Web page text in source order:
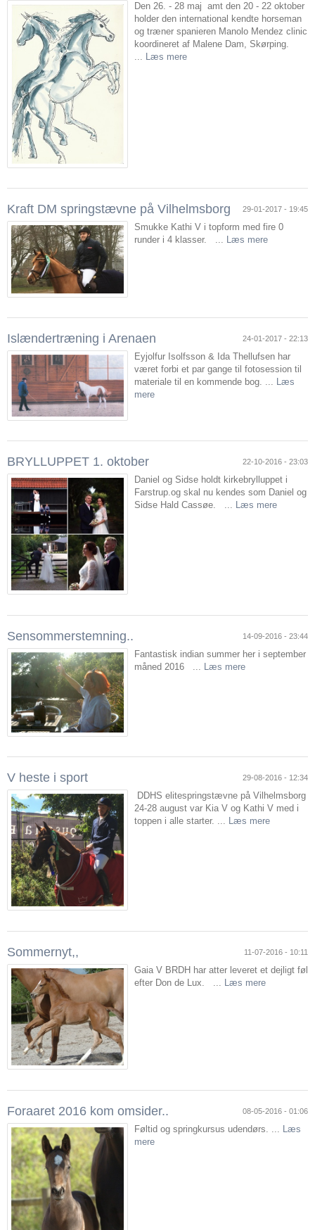
Den 26. - 28 maj amt den 20 - 22 oktober
holder den international kendte horseman
og træner spanieren Manolo Mendez clinic
koordineret af Malene Dam, Skørping.
... Læs mere
Kraft DM springstævne på Vilhelmsborg 29-01-2017 - 19:45
Smukke Kathi V i topform med fire 0
runder i 4 klasser. ... Læs mere
Islændertræning i Arenaen 24-01-2017 - 22:13
Eyjolfur Isolfsson & Ida Thellufsen har
været forbi et par gange til fotosession til
materiale til en kommende bog. ... Læs
mere
BRYLLUPPET 1. oktober 22-10-2016 - 23:03
Daniel og Sidse holdt kirkebrylluppet i
Farstrup.og skal nu kendes som Daniel og
Sidse Hald Cassøe. ... Læs mere
Sensommerstemning.. 14-09-2016 - 23:44
Fantastisk indian summer her i september
måned 2016 ... Læs mere
V heste i sport 29-08-2016 - 12:34
DDHS elitespringstævne på Vilhelmsborg
24-28 august var Kia V og Kathi V med i
toppen i alle starter. ... Læs mere
Sommernyt,, 11-07-2016 - 10:11
Gaia V BRDH har atter leveret et dejligt føl
efter Don de Lux. ...
Læs mere
Foraaret 2016 kom omsider.. 08-05-2016 - 01:06
Føltid og springkursus udendørs. ... Læs
mere